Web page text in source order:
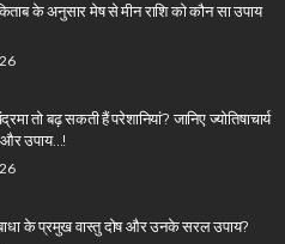
के अनुसार मेष से मीन राशि को कौन सा उपाय
तो बढ़ सकती हैं परेशानियां? जानिए ज्योतिषाचार्य
उपाय…!
बाधा के प्रमुख वास्तु दोष और उनके सरल उपाय?